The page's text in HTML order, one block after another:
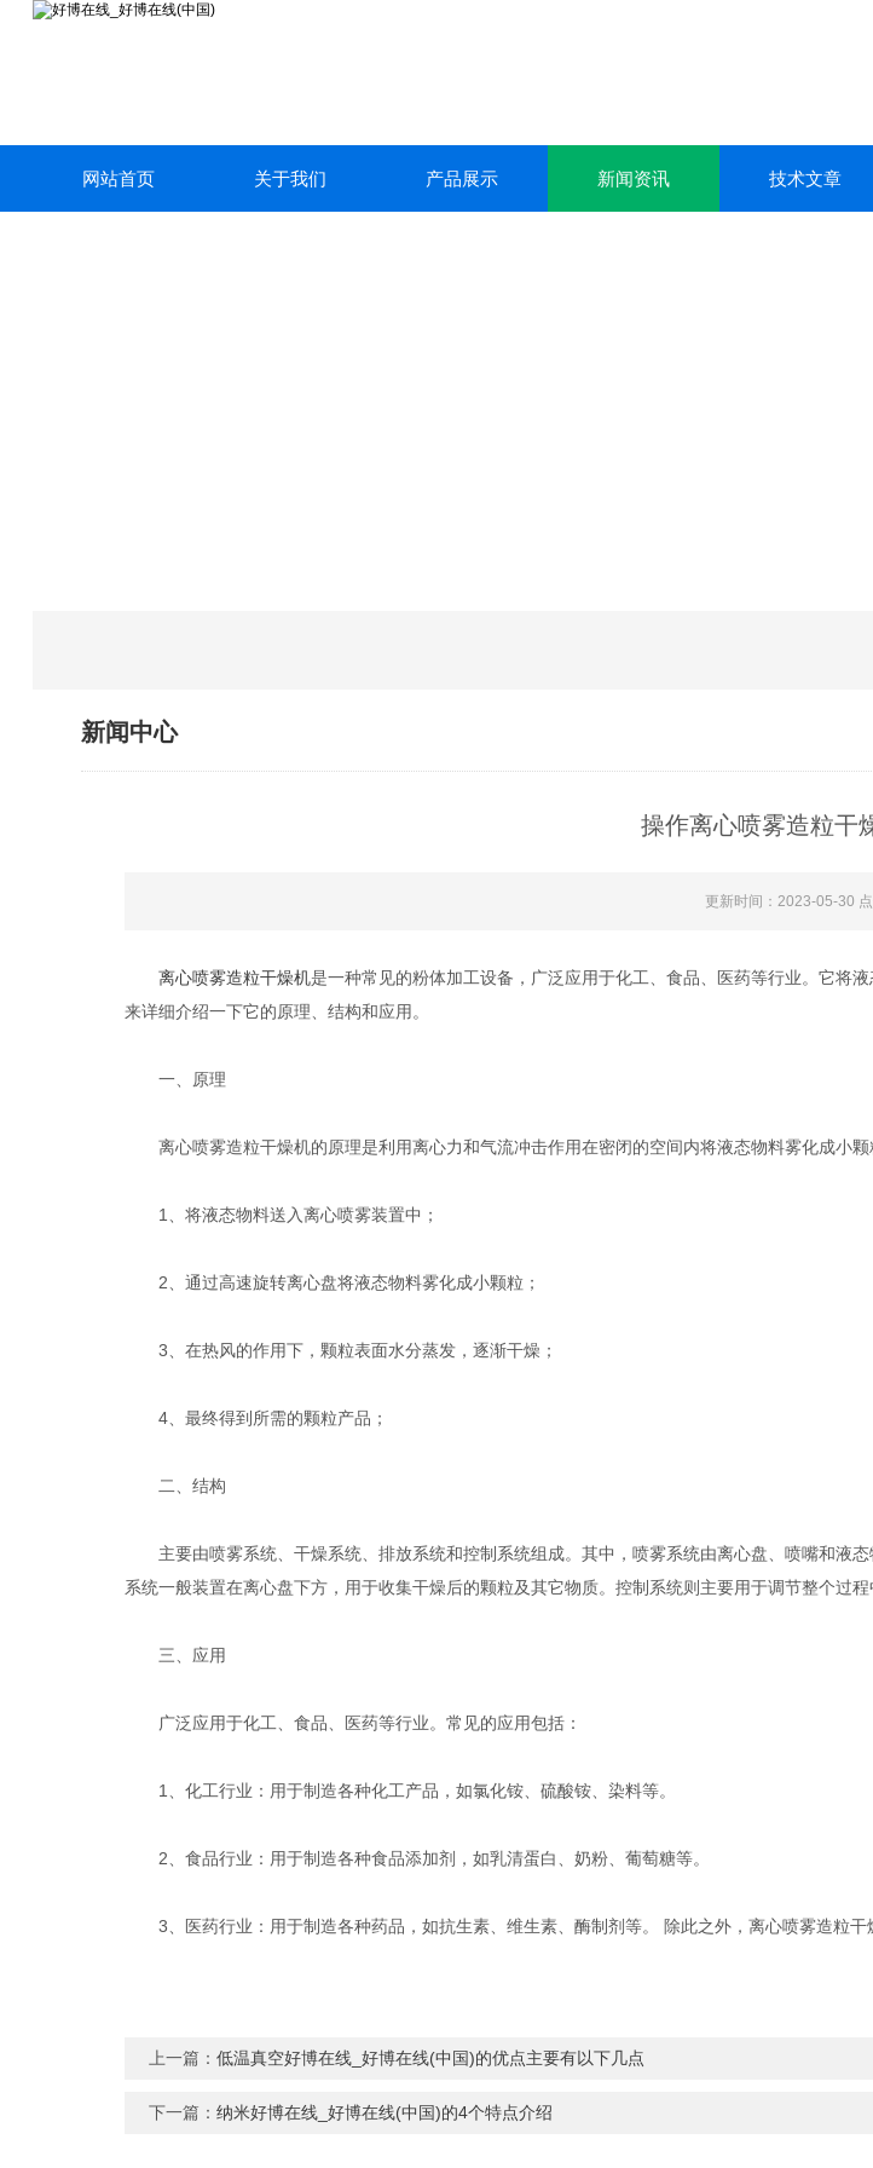
网站首页 关于我们 产品展示 新闻资讯 技术文章
新闻中心
操作离心喷雾造粒干
更新时间：2023-05-30
离心喷雾造粒干燥机是一种常见的粉体加工设备，广泛应用于化工、食品、医药等行业。它将
来详细介绍一下它的原理、结构和应用。
一、原理
离心喷雾造粒干燥机的原理是利用离心力和气流冲击作用在密闭的空间内将液态物料雾化成小颗
1、将液态物料送入离心喷雾装置中；
2、通过高速旋转离心盘将液态物料雾化成小颗粒；
3、在热风的作用下，颗粒表面水分蒸发，逐渐干燥；
4、最终得到所需的颗粒产品；
二、结构
主要由喷雾系统、干燥系统、排放系统和控制系统组成。其中，喷雾系统由离心盘、喷嘴和液
系统一般装置在离心盘下方，用于收集干燥后的颗粒及其它物质。控制系统则主要用于调节整个过程
三、应用
广泛应用于化工、食品、医药等行业。常见的应用包括：
1、化工行业：用于制造各种化工产品，如氯化铵、硫酸铵、染料等。
2、食品行业：用于制造各种食品添加剂，如乳清蛋白、奶粉、葡萄糖等。
3、医药行业：用于制造各种药品，如抗生素、维生素、酶制剂等。 除此之外，离心喷雾造粒干
上一篇：低温真空好博在线_好博在线(中国)的优点主要有以下几点
下一篇：纳米好博在线_好博在线(中国)的4个特点介绍